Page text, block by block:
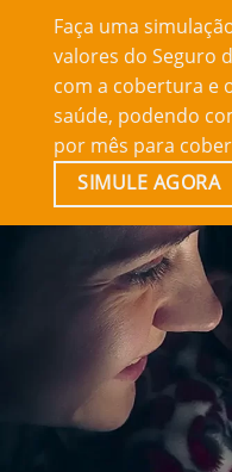
Faça uma
valores do Seguro
com a cobertura e
saúde, podendo
por mês para
SIMULE AGORA